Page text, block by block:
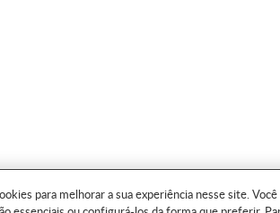
para melhorar a sua experiência nesse site.